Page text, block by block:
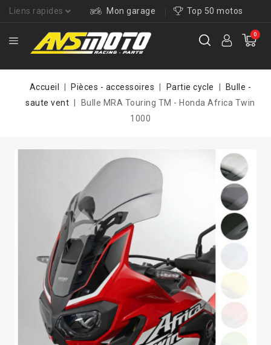
Liens rapides Mon garage Top 50 motos
0
Accueil Pièces - accessoires Partie cycle
Bulle -
saute vent
Bulle MRA Touring TM - Honda Africa Twin
1000